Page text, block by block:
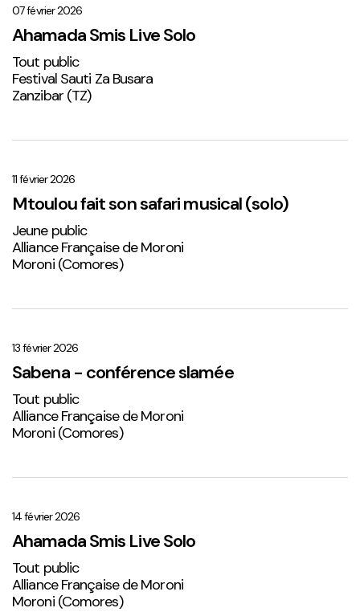
Live
Solo
1
07 février 2026
Ahamada Smis Live Solo
Tout public
Festival Sauti Za Busara
Zanzibar (TZ)
son
safari
musical
(solo)
11 février 2026
Mtoulou fait son safari musical (solo)
Jeune public
Alliance Française de Moroni
Moroni (Comores)
conférence
slamée
13 février 2026
Sabena - conférence slamée
Tout public
Alliance Française de Moroni
Moroni (Comores)
Live
Solo
2
14 février 2026
Ahamada Smis Live Solo
Tout public
Alliance Française de Moroni
Moroni (Comores)